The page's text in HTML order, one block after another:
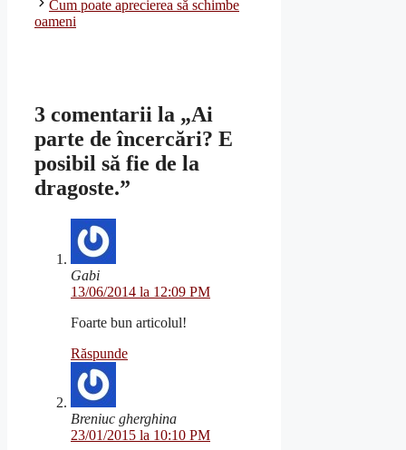
Cum poate aprecierea să schimbe
oameni
3 comentarii la „Ai
parte de încercări? E
posibil să fie de la
dragoste.”
Gabi
13/06/2014 la 12:09 PM
Foarte bun articolul!
Răspunde
Breniuc gherghina
23/01/2015 la 10:10 PM